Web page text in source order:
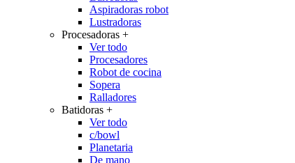
Aspiradoras robot
Lustradoras
Procesadoras +
Ver todo
Procesadores
Robot de cocina
Sopera
Ralladores
Batidoras +
Ver todo
c/bowl
Planetaria
De mano